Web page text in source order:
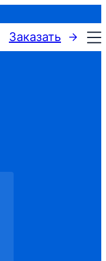
Заказать